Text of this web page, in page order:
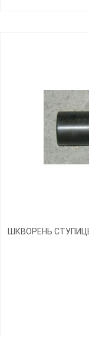
ШКВОРЕНЬ